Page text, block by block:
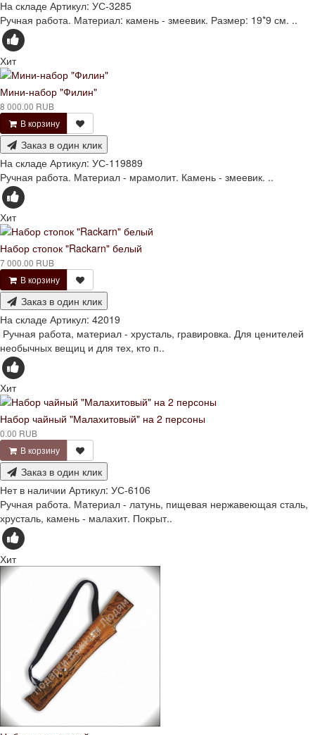
На складе Артикул: УС-3285
Ручная работа. Материал: камень - змеевик. Размер: 19*9 см. ..
Хит
Мини-набор "Филин"
8 000.00 RUB
В корзину
Заказ в один клик
На складе Артикул: УС-119889
Ручная работа. Материал - мрамолит. Камень - змеевик. ..
Хит
Набор стопок "Rackarn" белый
7 000.00 RUB
В корзину
Заказ в один клик
На складе Артикул: 42019
Ручная работа, материал - хрусталь, гравировка. Для ценителей
необычных вещиц и для тех, кто п..
Хит
Набор чайный "Малахитовый" на 2 персоны
0.00 RUB
В корзину
Заказ в один клик
Нет в наличии Артикул: УС-6106
Ручная работа. Материал - латунь, пищевая нержавеющая сталь,
хрусталь, камень - малахит. Покрыт..
Хит